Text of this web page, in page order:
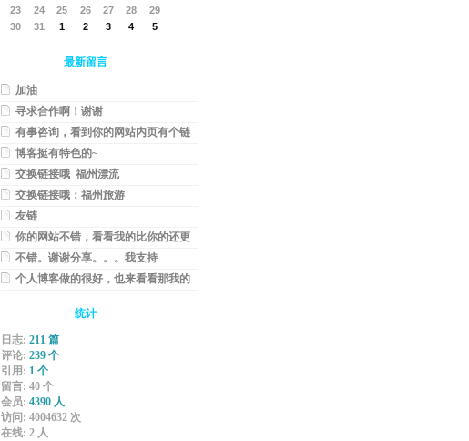
23
24 25 26 27 28
29
30
31 1 2 3 4 5
最新留言
加油
寻求合作啊！谢谢
有事咨询，看到你的网站内页有个链
接寻求合作可以么！...
博客挺有特色的~
交换链接哦 福州漂流
www.foyolo.com...
交换链接哦：福州旅游
www.059tour.co...
友链
你的网站不错，看看我的比你的还更
高一筹。IP超20...
不错。谢谢分享。。。我支持
您。。。。
个人博客做的很好，也来看看那我的
统计
日志: 211 篇
评论: 239 个
引用: 1 个
留言: 40 个
会员: 4390 人
访问: 4004632 次
在线: 2 人